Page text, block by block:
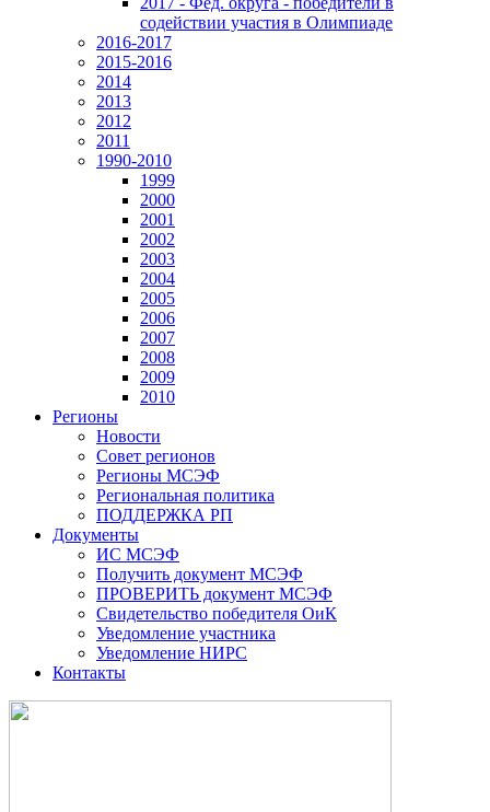
содействии участия в Олимпиаде
2016-2017
2015-2016
2014
2013
2012
2011
1990-2010
1999
2000
2001
2002
2003
2004
2005
2006
2007
2008
2009
2010
Регионы
Новости
Совет регионов
Регионы МСЭФ
Региональная политика
ПОДДЕРЖКА РП
Документы
ИС МСЭФ
Получить документ МСЭФ
ПРОВЕРИТЬ документ МСЭФ
Свидетельство победителя ОиК
Уведомление участника
Уведомление НИРС
Контакты